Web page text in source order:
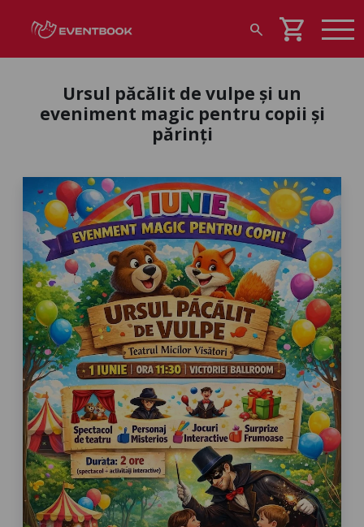
search shopping_cart
Ursul păcălit de vulpe și un
eveniment magic pentru copii și
părinți